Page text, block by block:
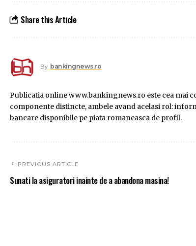
Share this Article
By bankingnews.ro
Publicatia online www.bankingnews.ro este cea mai
componente distincte, ambele avand acelasi rol:
bancare disponibile pe piata romaneasca de profil.
PREVIOUS ARTICLE
Sunati la asiguratori inainte de a abandona masina!